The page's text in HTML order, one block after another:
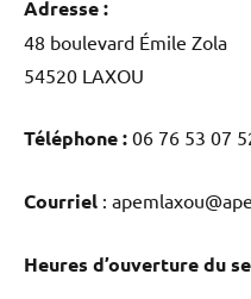
Adresse :
48 boulevard Émile Zola
54520 LAXOU
Téléphone : 06 76 53 07
Courriel :
Heures d’ouverture du